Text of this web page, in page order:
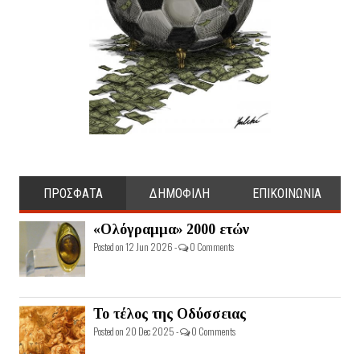
ΠΡΟΣΦΑΤΑ ΔΗΜΟΦΙΛΗ ΕΠΙΚΟΙΝΩΝΙΑ
«Ολόγραμμα» 2000 ετών
Posted on 12 Jun 2026 - 0 Comments
Το τέλος της Οδύσσειας
Posted on 20 Dec 2025 - 0 Comments